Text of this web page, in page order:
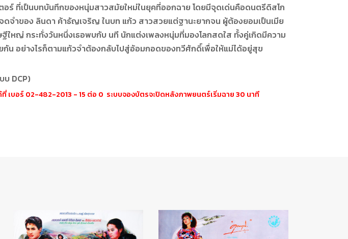
อร์ ที่เป็นบทบันทึกของหนุ่มสาวสมัยใหม่ในยุคที่ออกฉาย โดยมีจุดเด่นคือดนตรีดิสโก
ดจำของ ลินดา ค้าธัญเจริญ ในบท แก้ว สาวสวยแต่ฐานะยากจน ผู้ต้องยอมเป็นเมีย
ใหญ่ กระทั่งวันหนึ่งเธอพบกับ นที นักแต่งเพลงหนุ่มที่มองโลกสดใส ทั้งคู่เกิดมีความ
กัน อย่างไรก็ตามแก้วจำต้องกลับไปสู่อ้อมกอดของทวีศักดิ์เพื่อให้แม่ได้อยู่สุข
บ DCP)
เบอร์ 02-482-2013 - 15 ต่อ 0 ระบบจองบัตรจะปิดหลังภาพยนตร์เริ่มฉาย 30 นาที